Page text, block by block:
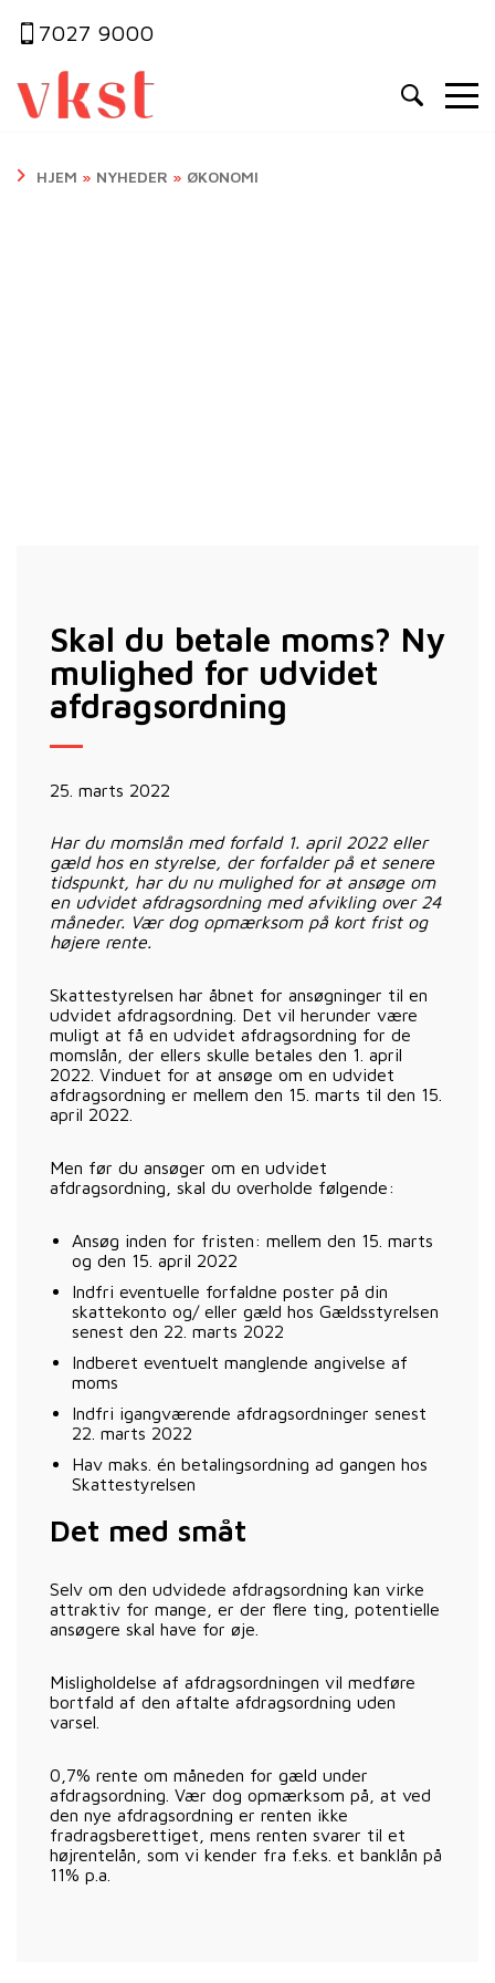
7027 9000
HJEM » NYHEDER » ØKONOMI
Skal du betale moms? Ny
mulighed for udvidet
afdragsordning
25. marts 2022
Har du momslån med forfald 1. april 2022 eller
gæld hos en styrelse, der forfalder på et senere
tidspunkt, har du nu mulighed for at ansøge om
en udvidet afdragsordning med afvikling over 24
måneder. Vær dog opmærksom på kort frist og
højere rente.
Skattestyrelsen har åbnet for ansøgninger til en
udvidet afdragsordning. Det vil herunder være
muligt at få en udvidet afdragsordning for de
momslån, der ellers skulle betales den 1. april
2022. Vinduet for at ansøge om en udvidet
afdragsordning er mellem den 15. marts til den 15.
april 2022.
Men før du ansøger om en udvidet
afdragsordning, skal du overholde følgende:
Ansøg inden for fristen: mellem den 15. marts
og den 15. april 2022
Indfri eventuelle forfaldne poster på din
skattekonto og/ eller gæld hos Gældsstyrelsen
senest den 22. marts 2022
Indberet eventuelt manglende angivelse af
moms
Indfri igangværende afdragsordninger senest
22. marts 2022
Hav maks. én betalingsordning ad gangen hos
Skattestyrelsen
Det med småt
Selv om den udvidede afdragsordning kan virke
attraktiv for mange, er der flere ting, potentielle
ansøgere skal have for øje.
Misligholdelse af afdragsordningen vil medføre
bortfald af den aftalte afdragsordning uden
varsel.
0,7% rente om måneden for gæld under
afdragsordning. Vær dog opmærksom på, at ved
den nye afdragsordning er renten ikke
fradragsberettiget, mens renten svarer til et
højrentelån, som vi kender fra f.eks. et banklån på
11% p.a.